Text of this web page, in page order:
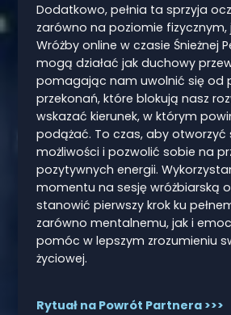
Dodatkowo, pełnia ta sprzyja
zarówno na poziomie fizycznym,
Wróżby online w czasie Śnieżnej
mogą działać jak duchowy
pomagając nam uwolnić się od
przekonań, które blokują nasz
wskazać kierunek, w którym
podążać. To czas, aby otworzyć
możliwości i pozwolić sobie na
pozytywnych energii.
momentu na sesję wróżbiarską
stanowić pierwszy krok ku
zarówno mentalnemu, jak i
pomóc w lepszym zrozumieniu
życiowej.
Rytuał na Powrót Partnera >>>